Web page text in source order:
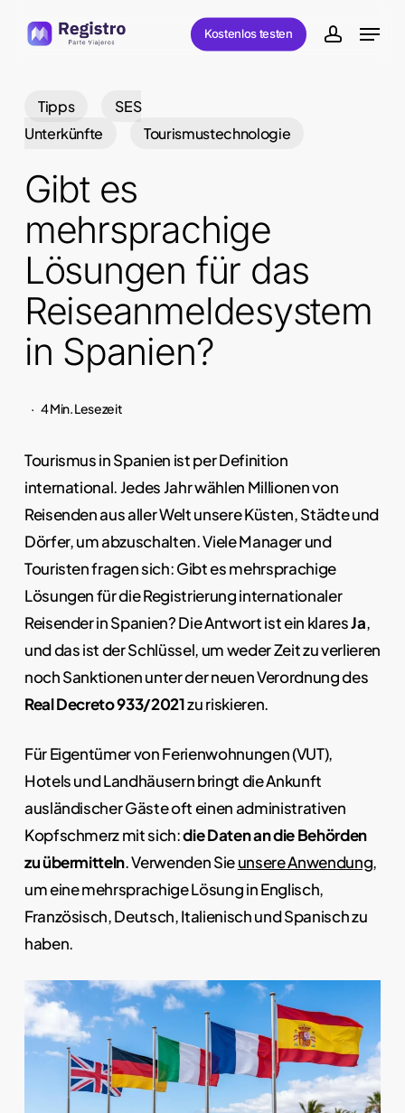
Kostenlos testen account
Menu
Tipps
SES
Unterkünfte
Tourismustechnologie
Gibt es
mehrsprachige
Lösungen für das
Reiseanmeldesystem
in Spanien?
4 Min. Lesezeit
Tourismus in Spanien ist per Definition
international. Jedes Jahr wählen Millionen von
Reisenden aus aller Welt unsere Küsten, Städte und
Dörfer, um abzuschalten. Viele Manager und
Touristen fragen sich: Gibt es mehrsprachige
Lösungen für die Registrierung internationaler
Reisender in Spanien? Die Antwort ist ein klaresJa,
und das ist der Schlüssel, um weder Zeit zu verlieren
noch Sanktionen unter der neuen Verordnung des
Real Decreto 933/2021zu riskieren.
Für Eigentümer von Ferienwohnungen (VUT),
Hotels und Landhäusern bringt die Ankunft
ausländischer Gäste oft einen administrativen
Kopfschmerz mit sich:die Daten an die Behörden
zu übermitteln. Verwenden Sieunsere Anwendung,
um eine mehrsprachige Lösung in Englisch,
Französisch, Deutsch, Italienisch und Spanisch zu
haben.